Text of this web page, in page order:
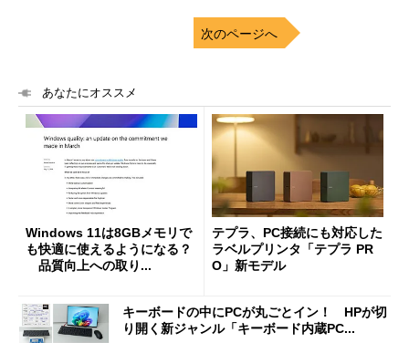
次のページへ
あなたにオススメ
Windows 11は8GBメモリで
も快適に使えるようになる？
品質向上への取り...
テプラ、PC接続にも対応した
ラベルプリンタ「テプラ PR
O」新モデル
キーボードの中にPCが丸ごとイン！ HPが切
り開く新ジャンル「キーボード内蔵PC...